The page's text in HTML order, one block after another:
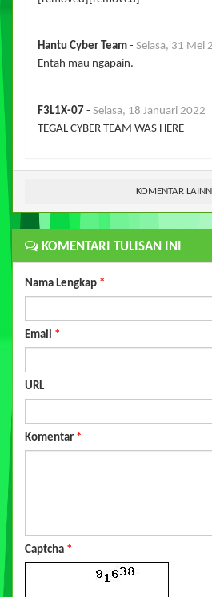
Hantu Cyber Team - Selasa, 31 Mei
Entah mau ngapain.
F3L1X-07 - Selasa, 18 Januari 2022
TEGAL CYBER TEAM WAS HERE
KOMENTAR
KOMENTARI TULISAN INI
Nama Lengkap *
Email *
URL
Komentar *
Captcha *